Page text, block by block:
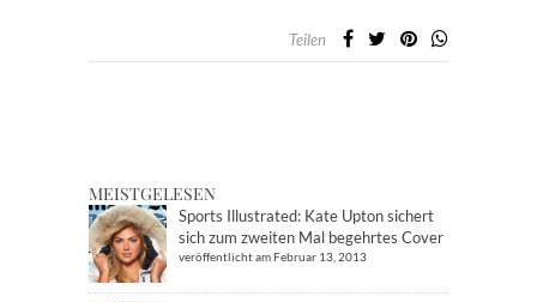
Teilen
MEISTGELESEN
Sports Illustrated: Kate Upton sichert
sich zum zweiten Mal begehrtes Cover
veröffentlicht am Februar 13, 2013